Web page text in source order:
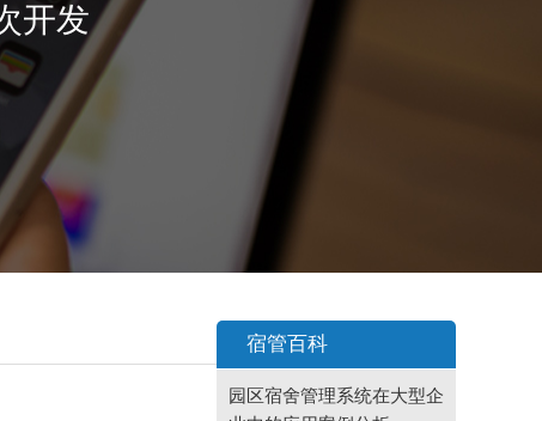
开发
宿管百科
园区宿舍管理系统在大型企